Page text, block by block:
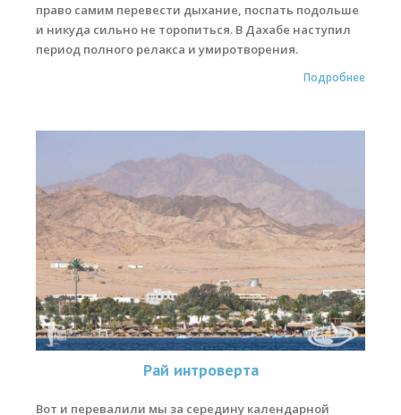
право самим перевести дыхание, поспать подольше
и никуда сильно не торопиться. В Дахабе наступил
период полного релакса и умиротворения.
Подробнее
Рай интроверта
Вот и перевалили мы за середину календарной